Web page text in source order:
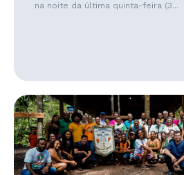
na noite da última quinta-feira (3...